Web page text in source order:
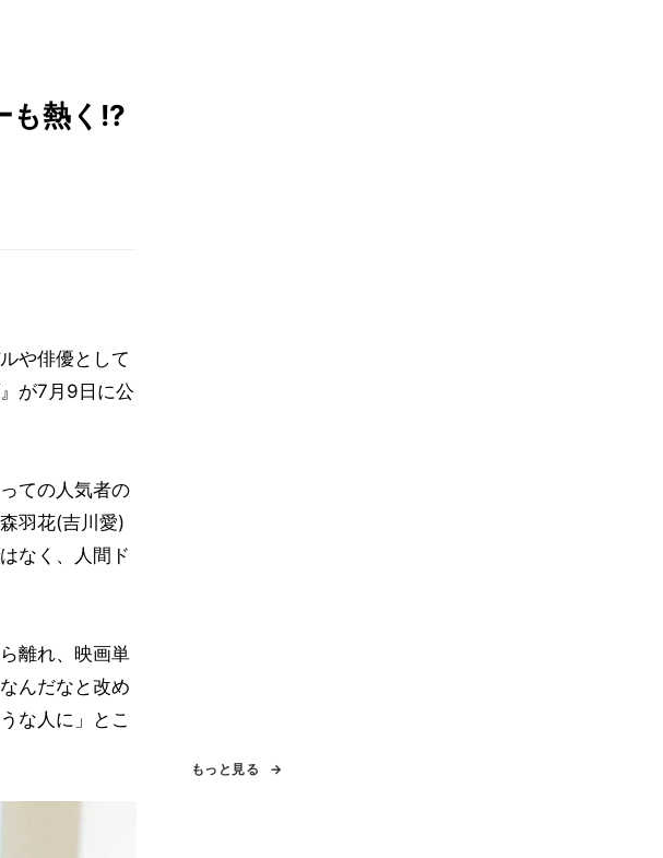
も熱く!?
や俳優として
が7月9日に公
ての人気者の
羽花(吉川愛)
なく、人間ド
離れ、映画単
んだなと改め
な人に」とこ
もっと見る